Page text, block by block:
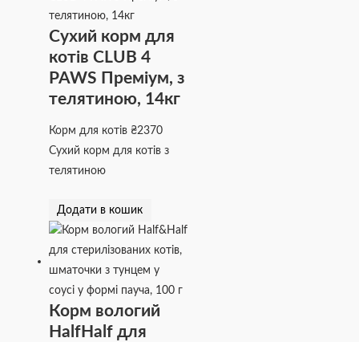
Сухий корм для
котів CLUB 4
PAWS Преміум, з
телятиною, 14кг
Корм для котів₴2370
Сухий корм для котів з
телятиною
Додати в кошик
Корм вологий
HalfHalf для